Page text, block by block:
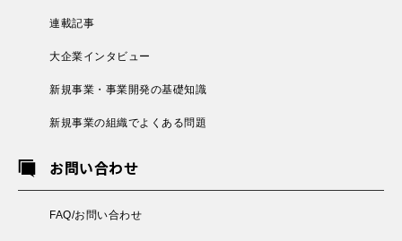
連載記事
大企業インタビュー
新規事業・事業開発の基礎知識
新規事業の組織でよくある問題
お問い合わせ
FAQ/お問い合わせ